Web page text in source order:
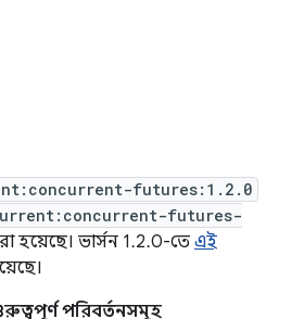
futures:1.2.0
futures-
হয়েছে। ভার্সন 1.2.0-তে এই
পরিবর্তনসমূহ